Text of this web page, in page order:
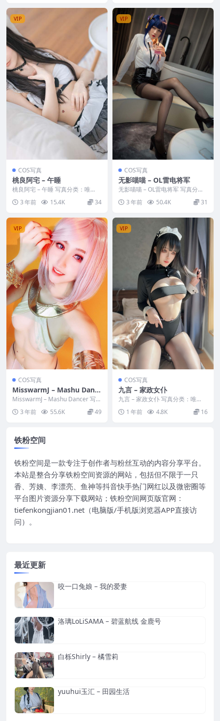
VIP
COS写真
桃良阿宅 – 午睡
桃良阿宅 – 午睡 写真分类：唯
美，参与模特：桃良阿宅 [套图大
小]：[20P／...
3 年前 15.4K 34
VIP
COS写真
无影喵喵 – OL雷电将军
无影喵喵 – OL雷电将军 写真分
类：唯美，参与模特：无影喵喵
[套图大小]：[...
3 年前 50.4K 31
VIP
COS写真
MisswarmJ – Mashu Danc
er
MisswarmJ – Mashu Dancer 写真
3 年前 55.6K 49
VIP
COS写真
九言 – 家政女仆
九言 – 家政女仆 写真分类：唯
美，参与模特：九言 [资源大小]：
[35P+1V...
1 年前 4.8K 16
铁粉空间
铁粉空间是一款专注于创作者与粉丝互动的内容分享平台。
本站是整合分享铁粉空间资源的网站，包括但不限于一只
香、芳姨、李漂亮、鱼神等抖音快手热门网红以及微密圈等
平台图片资源分享下载网站；铁粉空间网页版官网：
tiefenkongjian01.net（电脑版/手机版浏览器APP直接访
问）。
最近更新
咬一口兔娘 – 我的爱妻
洛璃LoLiSAMA – 碧蓝航线 金鹿号
白栎Shirly – 橘雪莉
yuuhui玉汇 – 田园生活